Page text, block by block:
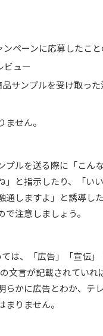
ペーンに応募したこ
ビュー
サンプルを受け取っ
ません。
プルを送る際に「こん
」と指示したり、「い
通しますよ」と誘導し
注意しましょう。
は、「広告」「宣伝」
文言が記載されていれ
らかに広告とわか、テ
りません。